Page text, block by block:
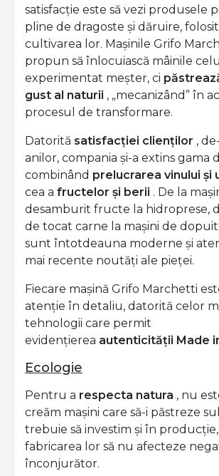
satisfacție este să vezi produsele
pline de dragoste și dăruire,
cultivarea lor. Mașinile Grifo
propun să înlocuiască mâinile
experimentat meșter, ci
gust al naturii , „mecanizând” în
procesul de transformare.
Datorită satisfacției clienților ,
anilor, compania și-a extins gama
combinând prelucrarea vinului și
cea a fructelor și berii . De la
desamburit fructe la hidroprese,
de tocat carne la mașini de
sunt întotdeauna moderne și
mai recente noutăți ale pieței.
Fiecare mașină Grifo Marchetti
atenție în detaliu, datorită celor
tehnologii care permit
evidențierea autenticității Made
Ecologie
Pentru a respecta natura , nu
creăm mașini care să-i păstreze
trebuie să investim și în
fabricarea lor să nu afecteze
înconjurător.